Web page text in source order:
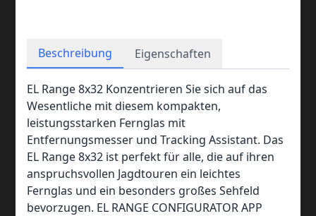
Beschreibung Eigenschaften
EL Range 8x32 Konzentrieren Sie sich auf das
Wesentliche mit diesem kompakten,
leistungsstarken Fernglas mit
Entfernungsmesser und Tracking Assistant. Das
EL Range 8x32 ist perfekt für alle, die auf ihren
anspruchsvollen Jagdtouren ein leichtes
Fernglas und ein besonders großes Sehfeld
bevorzugen. EL RANGE CONFIGURATOR APP